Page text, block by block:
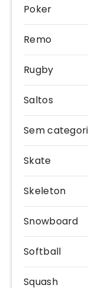
Poker
Remo
Rugby
Saltos
Sem
Skate
Skeleton
Snowboard
Softball
Squash